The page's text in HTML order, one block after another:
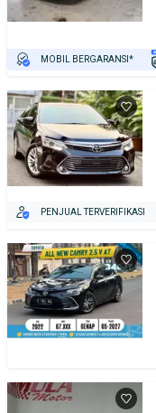
MOBIL BERGARANSI*
PENJUAL TERVERIFIKASI
PENJUAL TERVERIFIKASI